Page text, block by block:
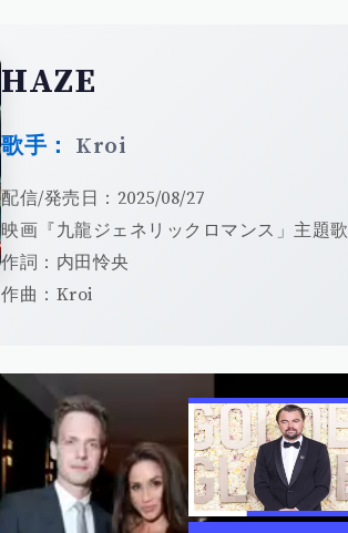
HAZE
歌手： Kroi
配信/発売日：2025/08/27
映画『九龍ジェネリックロマンス」主題歌
作詞：内田怜央
作曲：Kroi